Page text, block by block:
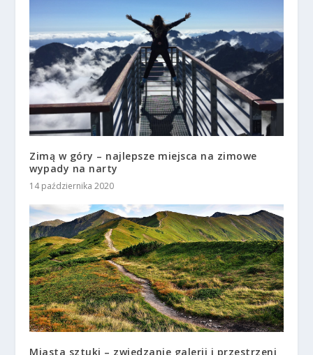
Zimą w góry – najlepsze miejsca na zimowe
wypady na narty
14 października 2020
Miasta sztuki – zwiedzanie galerii i przestrzeni